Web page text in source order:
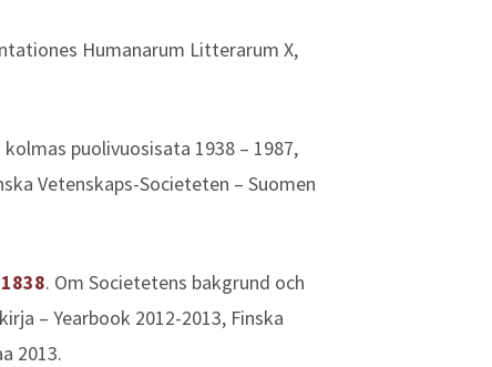
Humanarum Litterarum X,
puolivuosisata 1938 – 1987,
Vetenskaps-Societeten – Suomen
. Om Societetens bakgrund och
– Yearbook 2012-2013, Finska
2013.